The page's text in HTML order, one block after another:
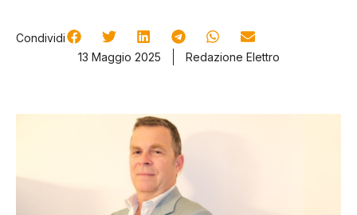
Condividi
13 Maggio 2025
Redazione Elettro